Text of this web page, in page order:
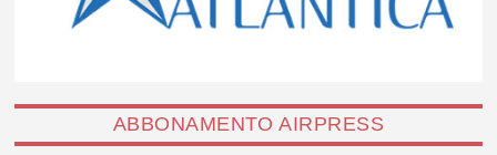
ABBONAMENTO AIRPRESS